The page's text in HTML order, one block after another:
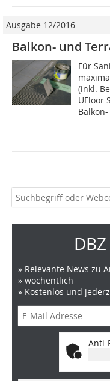
Ausgabe 12/2016
Balkon- und
Für
(inkl.
UFloor
» Relevante News zu
» wöchentlich
» Kostenlos und
Anti-